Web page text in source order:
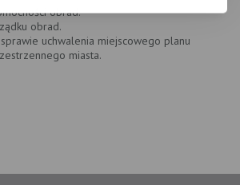
obrad.
obrad.
uchwalenia miejscowego planu
miasta.